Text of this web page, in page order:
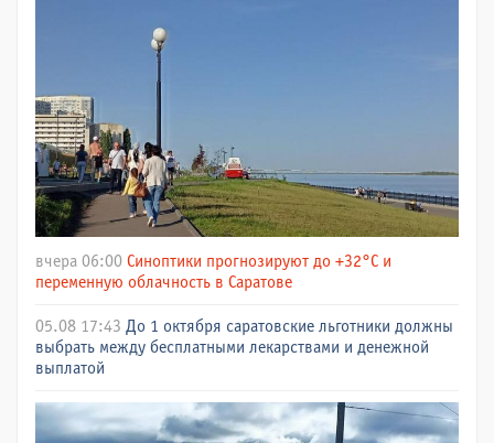
вчера 06:00 Синоптики прогнозируют до +32°C и
переменную облачность в Саратове
05.08 17:43 До 1 октября саратовские льготники должны
выбрать между бесплатными лекарствами и денежной
выплатой